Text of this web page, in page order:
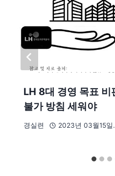
LH 8대 경영 목표 비
불가 방침 세워야
경실련 2023년 03월15일.